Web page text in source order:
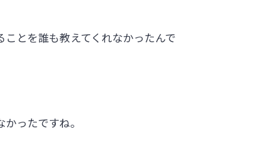
とを誰も教えてくれなかったんで
ったですね。